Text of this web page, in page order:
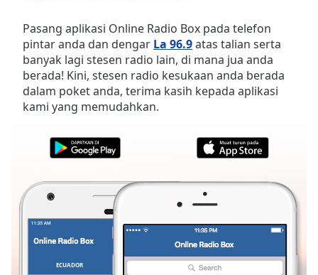
Skip
Backward
Skip
Forward
Mute
Current
Time0:00
Duration-:-
Stream
Type
LIVE
Seek to
currently
Pasang aplikasi Online Radio Box pada telefon
pintar anda dan dengar La 96.9atas talian serta
banyak lagi stesen radio lain, di mana jua anda
berada! Kini, stesen radio kesukaan anda berada
dalam poket anda, terima kasih kepada aplikasi
kami yang memudahkan.
ECUADOR